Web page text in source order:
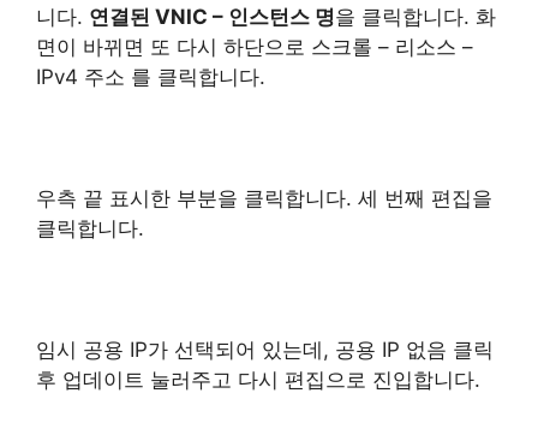
니다. 연결된 VNIC – 인스턴스 명을 클릭합니다. 화
면이 바뀌면 또 다시 하단으로 스크롤 – 리소스 –
IPv4 주소 를 클릭합니다.
우측 끝 표시한 부분을 클릭합니다. 세 번째 편집을
클릭합니다.
임시 공용 IP가 선택되어 있는데, 공용 IP 없음 클릭
후 업데이트 눌러주고 다시 편집으로 진입합니다.